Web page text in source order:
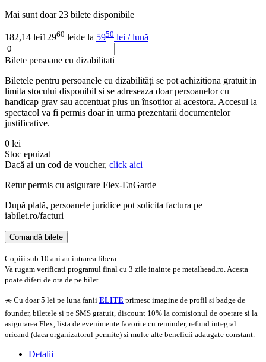
Mai sunt doar 23 bilete disponibile
182,14 lei12960 leide la 5950 lei / lună
Bilete persoane cu dizabilitati
Biletele pentru persoanele cu dizabilități se pot achizitiona gratuit in
limita stocului disponibil si se adreseaza doar persoanelor cu
handicap grav sau accentuat plus un însoțitor al acestora. Accesul la
spectacol va fi permis doar in urma prezentarii documentelor
justificative.
0 lei
Stoc epuizat
Dacă ai un cod de voucher, click aici
Retur permis cu asigurare Flex-EnGarde
După plată, persoanele juridice pot solicita factura pe
iabilet.ro/facturi
Comandă bilete
Copiii sub 10 ani au intrarea libera.
Va rugam verificati programul final cu 3 zile inainte pe metalhead.ro. Acesta
poate diferi de ora de pe bilet.
☀️ Cu doar 5 lei pe luna fanii ELITE primesc imagine de profil si badge de
founder, biletele si pe SMS gratuit, discount 10% la comisionul de operare si la
asigurarea Flex, lista de evenimente favorite cu reminder, refund integral
oricand (daca organizatorul permite) si multe alte beneficii adaugate constant.
Detalii